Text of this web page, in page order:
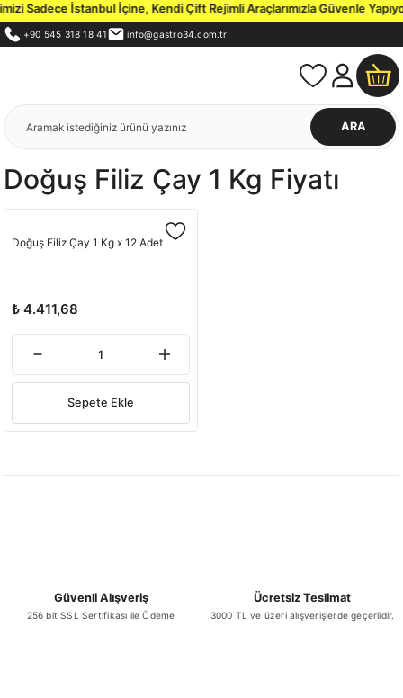
Sadece İstanbul İçine, Kendi Çift Rejimli Araçlarımızla Güvenle
+90 545 318 18 41 info@gastro34.com.tr
ARA
Doğuş Filiz Çay 1 Kg Fiyatı
Doğuş Filiz Çay 1 Kg x 12 Adet
₺ 4.411,68
Sepete Ekle
Güvenli Alışveriş
256 bit SSL Sertifikası ile Ödeme
Ücretsiz Teslimat
3000 TL ve üzeri alışverişlerde geçerlidir.